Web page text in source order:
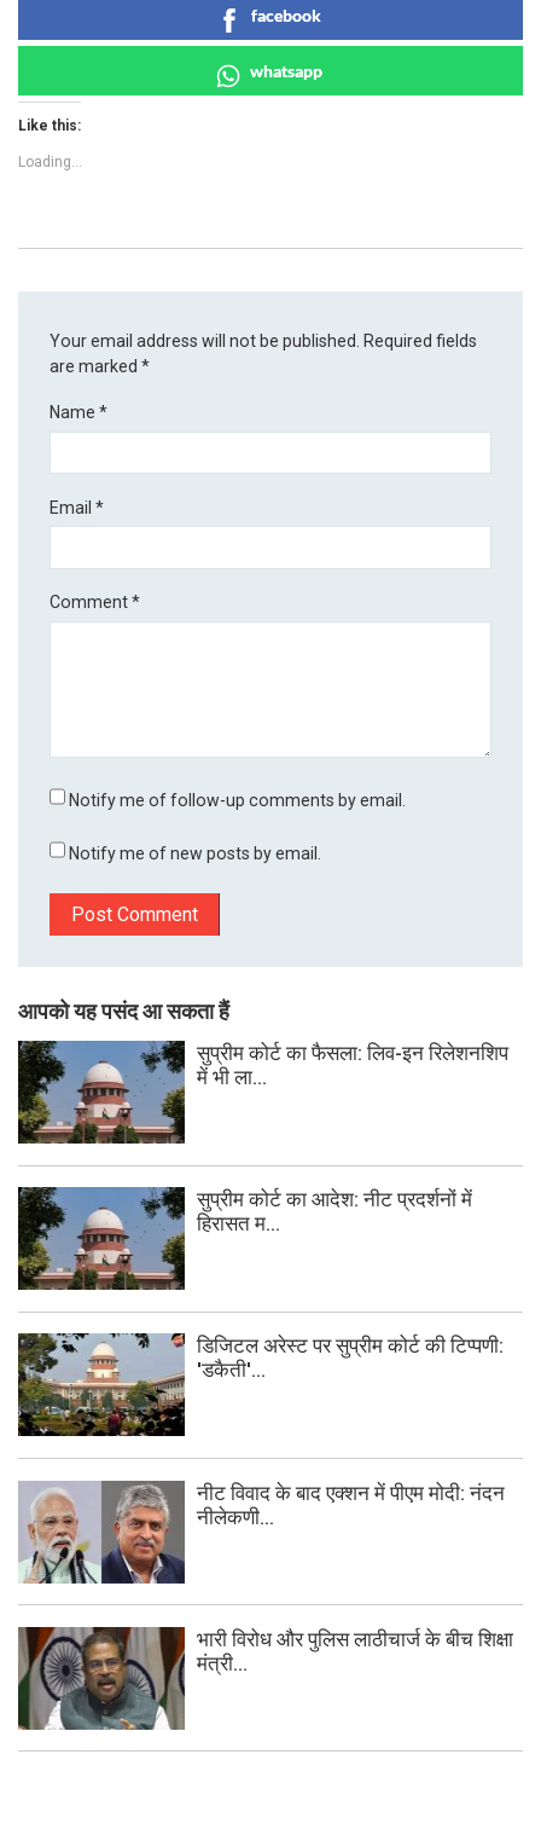
facebook
whatsapp
Like this:
Loading...
Your email address will not be published.
Required fields
are marked*
Name*
Email*
Comment*
Notify me of follow-up comments by email.
Notify me of new posts by email.
आपको यह पसंद आ सकता हैं
सुप्रीम कोर्ट का फैसला: लिव-इन रिलेशनशिप
में भी ला...
सुप्रीम कोर्ट का आदेश: नीट प्रदर्शनों में
हिरासत म...
डिजिटल अरेस्ट पर सुप्रीम कोर्ट की टिप्पणी:
'डकैती'...
नीट विवाद के बाद एक्शन में पीएम मोदी: नंदन
नीलेकणी...
भारी विरोध और पुलिस लाठीचार्ज के बीच शिक्षा
मंत्री...